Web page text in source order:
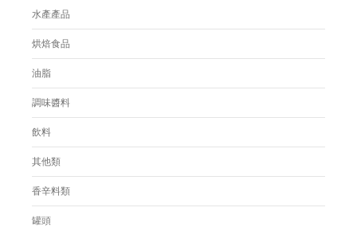
水產產品
烘焙食品
油脂
調味醬料
飲料
其他類
香辛料類
罐頭